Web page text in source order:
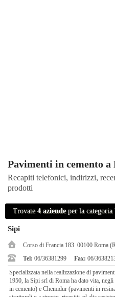
Pavimenti in cemento a
Recapiti telefonici, indirizzi,
prodotti
Trovate 4 aziendeper la categoria
Sipi
Corso di Francia 183 00100 Roma
Tel: 06/36381299 Fax: 06/
Specializzata nella realizzazione di
1950, la Sipi srl di Roma ha dato vita,
in cemento) e Chemidur (pavimenti in